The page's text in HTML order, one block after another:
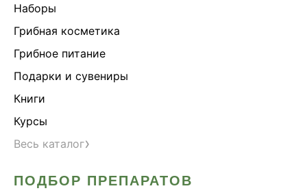
Наборы
Грибная косметика
Грибное питание
Подарки и сувениры
Книги
Курсы
Весь каталог›
ПОДБОР ПРЕПАРАТОВ